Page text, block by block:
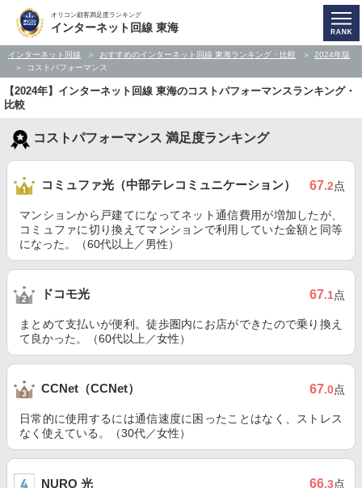
オリコン顧客満足度ランキング
インターネット回線 東海
インターネット回線 おすすめのインターネット回線 東海ランキング・比較
2024年版
コストパフォーマンス
【2024年】インターネット回線 東海のコストパフォーマンスランキング・
比較
コストパフォーマンス 満足度ランキング
コミュファ光（中部テレコミュニケーション） 67.2点
マンションから戸建てになってネット通信費用が増加したが、
コミュファに切り換えてマンションで利用していた金額と同等
になった。（60代以上／男性）
ドコモ光 67.1点
まとめて支払いが便利。徒歩圏内にお店ができたので乗り換え
て良かった。（60代以上／女性）
CCNet（CCNet） 67.0点
日常的に使用するには通信速度に困ったことはなく、ストレス
なく使えている。（30代／女性）
NURO 光 66.3点